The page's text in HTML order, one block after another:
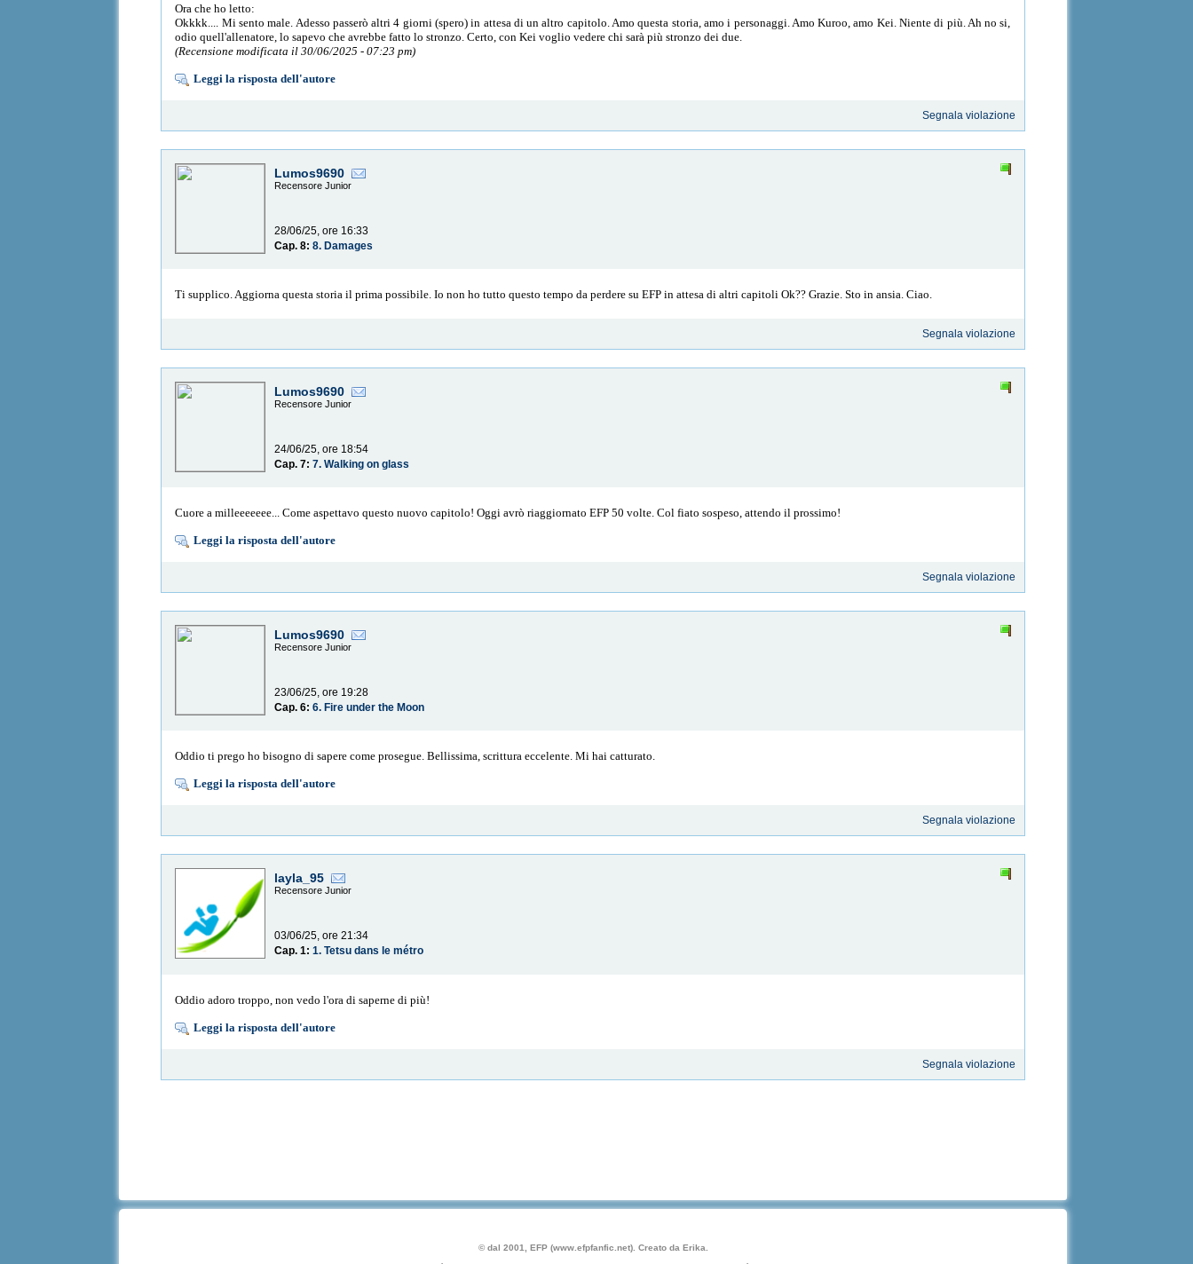
Ora che ho letto:
Okkkk.... Mi sento male. Adesso passerò altri 4 giorni (spero) in attesa di un altro capitolo. Amo questa storia, amo i personaggi. Amo Kuroo, amo Kei. Niente di più. Ah no si,
odio quell'allenatore, lo sapevo che avrebbe fatto lo stronzo. Certo, con Kei voglio vedere chi sarà più stronzo dei due.
(Recensione modificata il 30/06/2025 - 07:23 pm)
Leggi la risposta dell'autore
Segnala violazione
Lumos9690
Recensore Junior
28/06/25, ore 16:33
Cap. 8:8. Damages
Ti supplico. Aggiorna questa storia il prima possibile. Io non ho tutto questo tempo da perdere su EFP in attesa di altri capitoli Ok?? Grazie. Sto in ansia. Ciao.
Segnala violazione
Lumos9690
Recensore Junior
24/06/25, ore 18:54
Cap. 7:7. Walking on glass
Cuore a milleeeeeee... Come aspettavo questo nuovo capitolo! Oggi avrò riaggiornato EFP 50 volte. Col fiato sospeso, attendo il prossimo!
Leggi la risposta dell'autore
Segnala violazione
Lumos9690
Recensore Junior
23/06/25, ore 19:28
Cap. 6:6. Fire under the Moon
Oddio ti prego ho bisogno di sapere come prosegue. Bellissima, scrittura eccelente. Mi hai catturato.
Leggi la risposta dell'autore
Segnala violazione
layla_95
Recensore Junior
03/06/25, ore 21:34
Cap. 1:1. Tetsu dans le métro
Oddio adoro troppo, non vedo l'ora di saperne di più!
Leggi la risposta dell'autore
Segnala violazione
© dal 2001, EFP (www.efpfanfic.net). Creato da Erika.